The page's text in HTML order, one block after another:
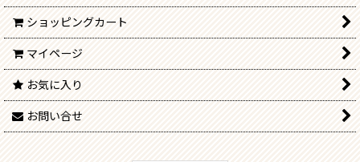
ショッピングカート
マイページ
お気に入り
お問い合せ